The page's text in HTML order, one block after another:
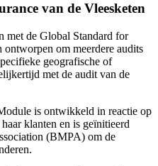
van de Vleesketen
met de Global Standard for
om meerdere audits
geografische of
met de audit van de
is ontwikkeld in reactie op
klanten en is geïnitieerd
(BMPA) om de